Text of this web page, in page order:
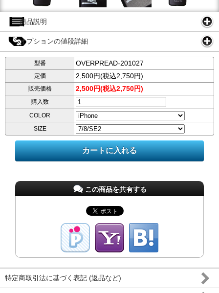
商品説明
オプションの値段詳細
型番 OVERPREAD-201027
定価 2,500円(税込2,750円)
販売価格 2,500円(税込2,750円)
購入数
COLOR
SIZE
この商品を共有する
特定商取引法に基づく表記 (返品など)